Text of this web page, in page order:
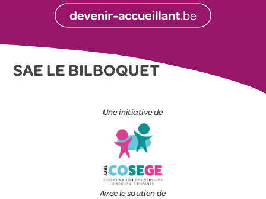
SAE LE BILBOQUET
Une initiative de
Avec le soutien de